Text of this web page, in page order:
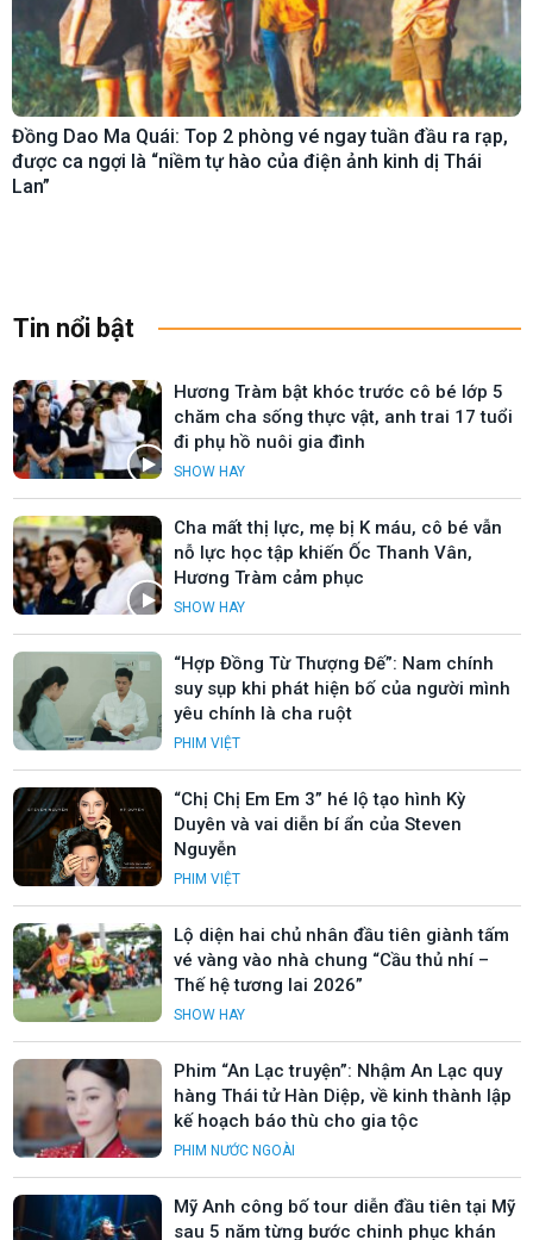
Đồng Dao Ma Quái: Top 2 phòng vé ngay tuần đầu ra rạp,
được ca ngợi là “niềm tự hào của điện ảnh kinh dị Thái
Lan”
Tin nổi bật
Hương Tràm bật khóc trước cô bé lớp 5
chăm cha sống thực vật, anh trai 17 tuổi
đi phụ hồ nuôi gia đình
SHOW HAY
Cha mất thị lực, mẹ bị K máu, cô bé vẫn
nỗ lực học tập khiến Ốc Thanh Vân,
Hương Tràm cảm phục
SHOW HAY
“Hợp Đồng Từ Thượng Đế”: Nam chính
suy sụp khi phát hiện bố của người mình
yêu chính là cha ruột
PHIM VIỆT
“Chị Chị Em Em 3” hé lộ tạo hình Kỳ
Duyên và vai diễn bí ẩn của Steven
Nguyễn
PHIM VIỆT
Lộ diện hai chủ nhân đầu tiên giành tấm
vé vàng vào nhà chung “Cầu thủ nhí –
Thế hệ tương lai 2026”
SHOW HAY
Phim “An Lạc truyện”: Nhậm An Lạc quy
hàng Thái tử Hàn Diệp, về kinh thành lập
kế hoạch báo thù cho gia tộc
PHIM NƯỚC NGOÀI
Mỹ Anh công bố tour diễn đầu tiên tại Mỹ
sau 5 năm từng bước chinh phục khán